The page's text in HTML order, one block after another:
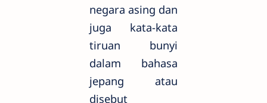
negara asing dan
juga kata-kata
tiruan bunyi
dalam bahasa
jepang atau
disebut